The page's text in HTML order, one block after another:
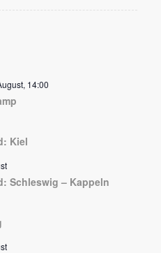
14:00
Kiel
Schleswig – Kappeln